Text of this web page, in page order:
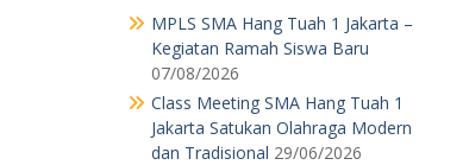
MPLS SMA Hang Tuah 1 Jakarta –
Kegiatan Ramah Siswa Baru
07/08/2026
Class Meeting SMA Hang Tuah 1
Jakarta Satukan Olahraga Modern
dan Tradisional 29/06/2026